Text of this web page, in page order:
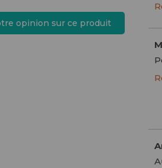
opinion sur ce produit